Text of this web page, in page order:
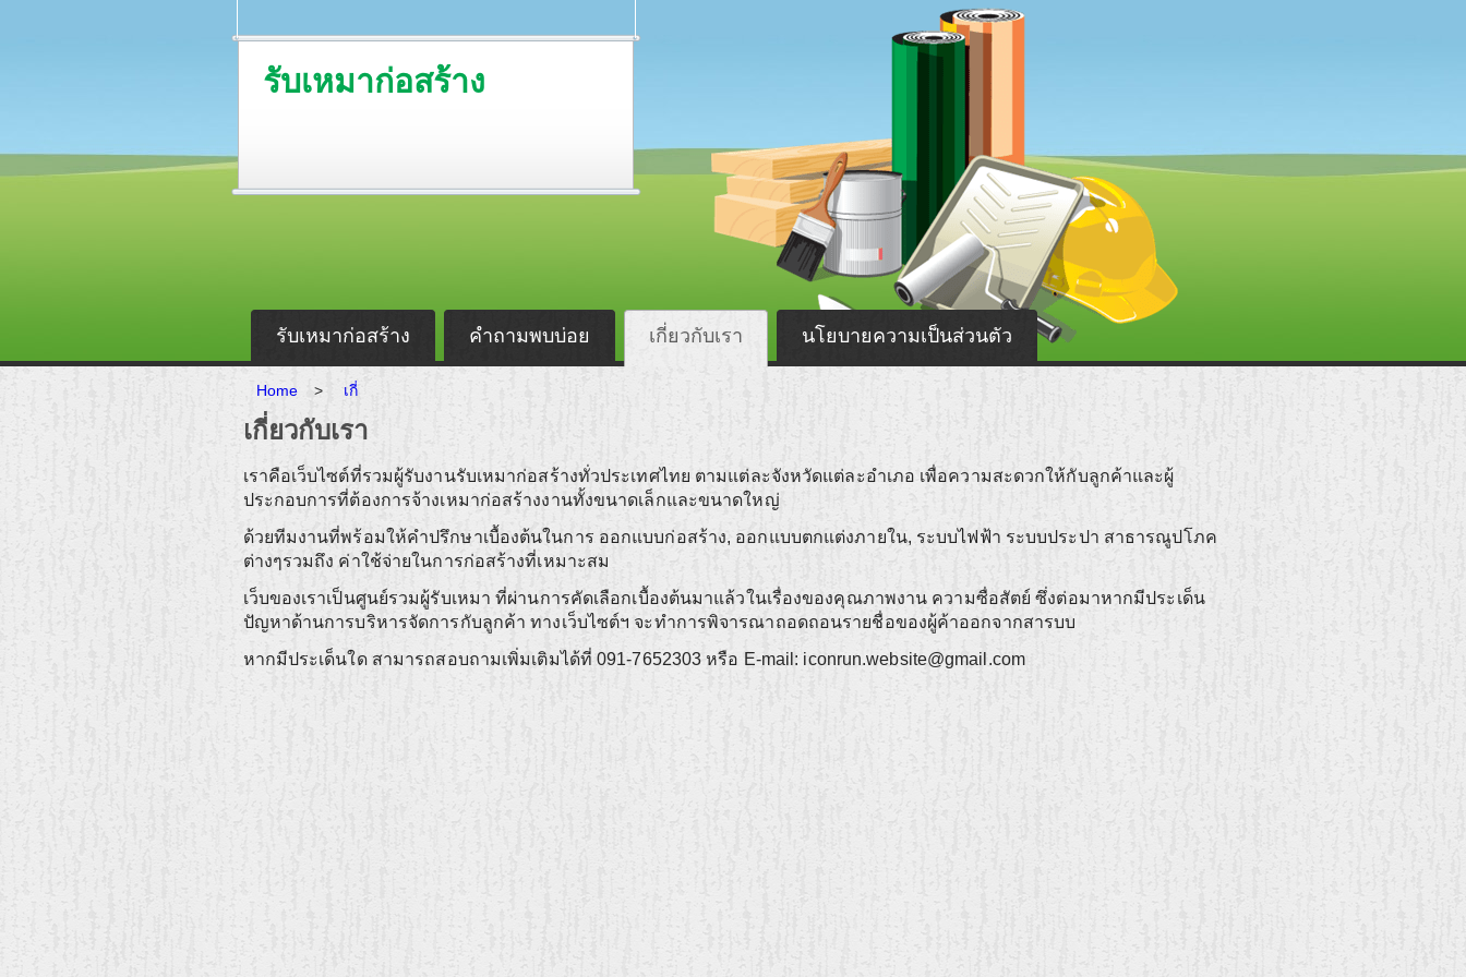
รับเหมาก่อสร้าง
รับเหมาก่อสร้าง คำถามพบบ่อย เกี่ยวกับเรา นโยบายความเป็นส่วนตัว
Home > เกี่
เกี่ยวกับเรา
เราคือเว็บไซต์ที่รวมผู้รับงานรับเหมาก่อสร้างทั่วประเทศไทย ตามแต่ละจังหวัดแต่ละอำเภอ เพื่อความสะดวกให้กับลูกค้าและผู้
ประกอบการที่ต้องการจ้างเหมาก่อสร้างงานทั้งขนาดเล็กและขนาดใหญ่
ด้วยทีมงานที่พร้อมให้คำปรึกษาเบื้องต้นในการ ออกแบบก่อสร้าง, ออกแบบตกแต่งภายใน, ระบบไฟฟ้า ระบบประปา สาธารณูปโภค
ต่างๆรวมถึง ค่าใช้จ่ายในการก่อสร้างที่เหมาะสม
เว็บของเราเป็นศูนย์รวมผู้รับเหมา ที่ผ่านการคัดเลือกเบื้องต้นมาแล้วในเรื่องของคุณภาพงาน ความซื่อสัตย์ ซึ่งต่อมาหากมีประเด็น
ปัญหาด้านการบริหารจัดการกับลูกค้า ทางเว็บไซต์ฯ จะทำการพิจารณาถอดถอนรายชื่อของผู้ค้าออกจากสารบบ
หากมีประเด็นใด สามารถสอบถามเพิ่มเติมได้ที่ 091-7652303 หรือ E-mail: iconrun.website@gmail.com